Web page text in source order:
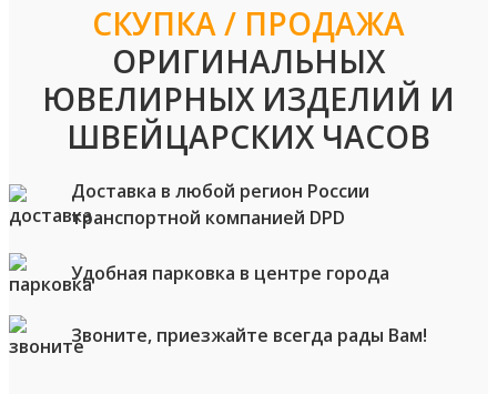
СКУПКА / ПРОДАЖА
ОРИГИНАЛЬНЫХ
ЮВЕЛИРНЫХ ИЗДЕЛИЙ И
ШВЕЙЦАРСКИХ ЧАСОВ
Доставка в любой регион России
транспортной компанией DPD
Удобная парковка в центре города
Звоните, приезжайте всегда рады Вам!